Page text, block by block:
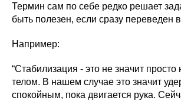
Термин сам по себе редко решает
быть полезен, если сразу переведен
Например:
“Стабилизация - это не значит
телом. В нашем случае это значит
спокойным, пока двигается рука.